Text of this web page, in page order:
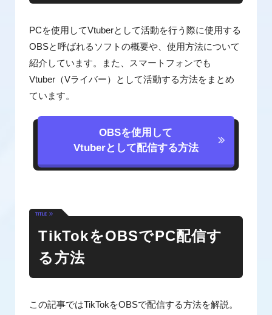
PCを使用してVtuberとして活動を行う際に使用する
OBSと呼ばれるソフトの概要や、使用方法について
紹介しています。また、スマートフォンでも
Vtuber（Vライバー）として活動する方法をまとめ
ています。
OBSを使用して
Vtuberとして配信する方法
TikTokをOBSでPC配信す
る方法
この記事ではTikTokをOBSで配信する方法を解説。